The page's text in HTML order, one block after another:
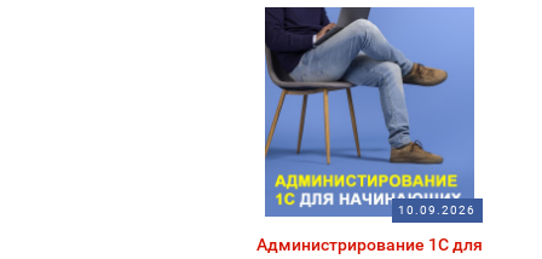
10.09.2026
Администрирование 1С для